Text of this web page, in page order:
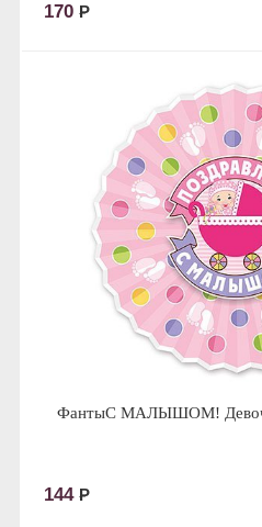
170 Р
ФантыС МАЛЫШОМ!
144 Р